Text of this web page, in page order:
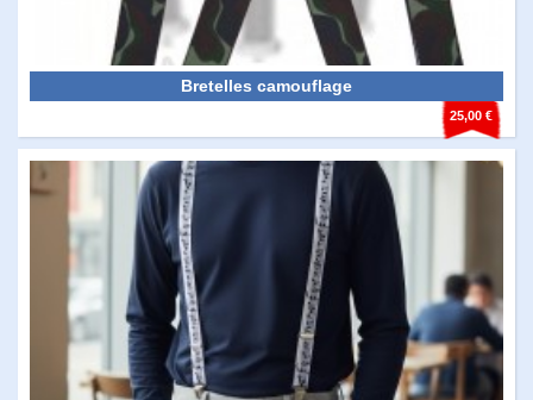
25,00 €
Bretelles camouflage